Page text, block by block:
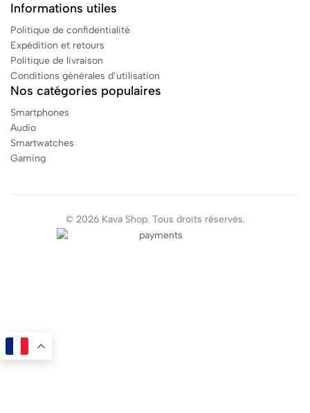
Informations utiles
Politique de confidentialité
Expédition et retours
Politique de livraison
Conditions générales d’utilisation
Nos catégories populaires
Smartphones
Audio
Smartwatches
Gaming
© 2026 Kava Shop. Tous droits réservés.